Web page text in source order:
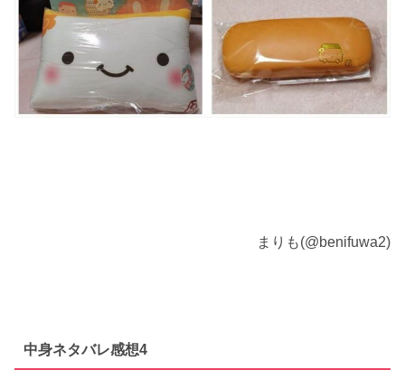
まりも(@benifuwa2)
中身ネタバレ感想4